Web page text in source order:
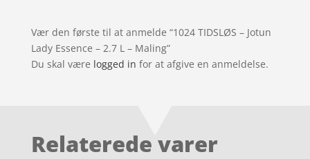
Vær den første til at anmelde “1024 TIDSLØS – Jotun
Lady Essence – 2.7 L – Maling”
Du skal være logged in for at afgive en anmeldelse.
Relaterede varer